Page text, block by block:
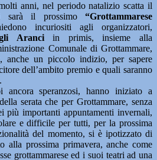
anni, nel periodo natalizio scatta il
sarà il prossimo“Grottammarese
incuriositi agli organizzatori,
Aranciin primis, insieme alla
Comunale di Grottammare,
anche un piccolo indizio, per sapere
dell’ambito premio e quali saranno
speranzosi, hanno iniziato a
serata che per Grottammare, senza
più importanti appuntamenti invernali,
e difficile per tutti, per la prossima
del momento, si è ipotizzato di
alla prossima primavera, anche come
grottammarese ed i suoi teatri ad una